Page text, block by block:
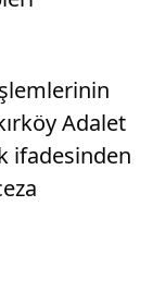
Adalet
ifadesinden